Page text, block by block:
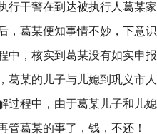
行干警在到达被执行人葛某
，葛某便知事情不妙，下意
中，核实到葛某没有如实申
葛某的儿子与儿媳到巩义市
过程中，由于葛某儿子和儿
管葛某的事了，钱，不还！